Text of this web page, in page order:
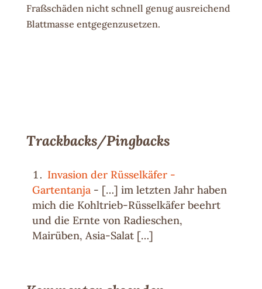
Fraßschäden nicht schnell genug ausreichend
Blattmasse entgegenzusetzen.
Trackbacks/Pingbacks
Invasion der Rüsselkäfer -
Gartentanja- […] im letzten Jahr haben
mich die Kohltrieb-Rüsselkäfer beehrt
und die Ernte von Radieschen,
Mairüben, Asia-Salat […]